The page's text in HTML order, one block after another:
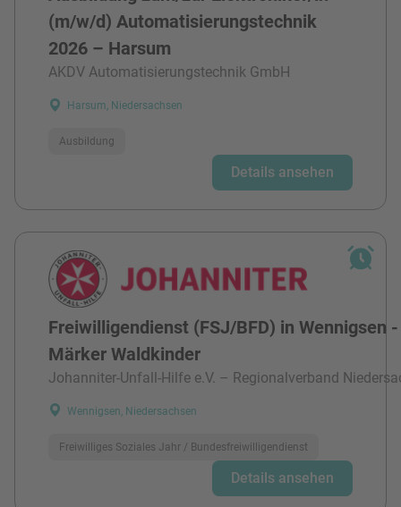
(m/w/d) Automatisierungstechnik
2026 – Harsum
AKDV Automatisierungstechnik GmbH
Harsum, Niedersachsen
Ausbildung
Details ansehen
Freiwilligendienst (FSJ/BFD) in Wennigsen
Märker Waldkinder
Johanniter-Unfall-Hilfe e.V. – Regionalverband
Wennigsen, Niedersachsen
Freiwilliges Soziales Jahr / Bundesfreiwilligendienst
Details ansehen